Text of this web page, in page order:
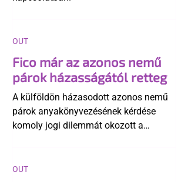
Fico már az azonos nemű
párok házasságától retteg
A külföldön házasodott azonos nemű
párok anyakönyvezésének kérdése
komoly jogi dilemmát okozott a
egyértelműen tiltja a házasságuk
OUT
OUT